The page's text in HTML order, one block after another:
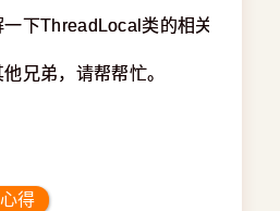
下ThreadLocal类的相关知识！
兄弟，请帮帮忙。
得